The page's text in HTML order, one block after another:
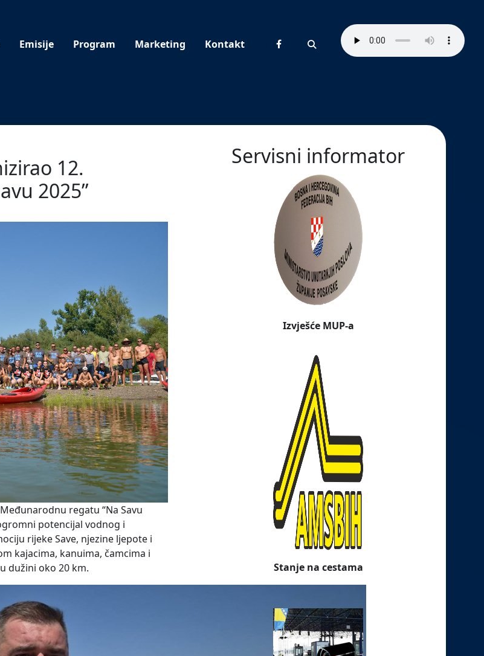
Emisije Program Marketing Kontakt
12.
2025”
regatu “Na Savu
potencijal vodnog i
rijeke Save, njezine ljepote i
kajacima, kanuima, čamcima i
dužini oko 20 km.
Servisni informator
Izvješće MUP-a
Stanje na cestama